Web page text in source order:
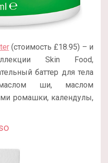
(стоимость £18.95) – и
Skin Food,
баттер для тела
ши, маслом
ромашки, календулы,